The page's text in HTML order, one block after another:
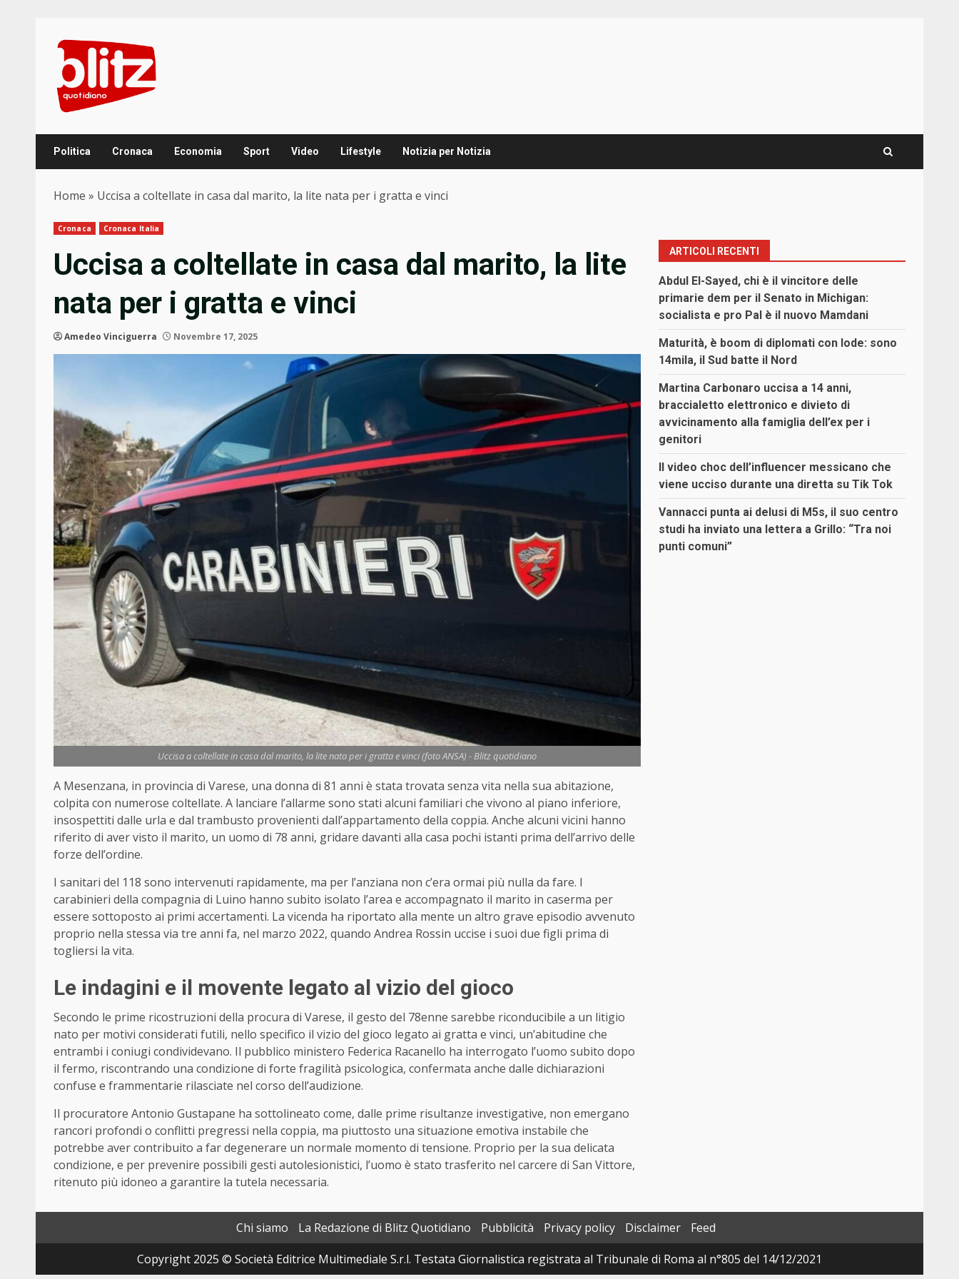
content
Politica Cronaca Economia Sport Video Lifestyle Notizia per Notizia
Home » Uccisa a coltellate in casa dal marito, la lite nata per i gratta e vinci
Cronaca Cronaca Italia
Uccisa a coltellate in casa dal marito, la lite
nata per i gratta e vinci
Amedeo Vinciguerra Novembre 17, 2025
Uccisa a coltellate in casa dal marito, la lite nata per i gratta e vinci (foto ANSA) - Blitz quotidiano
A Mesenzana, in provincia di Varese, una donna di 81 anni è stata trovata senza vita nella sua abitazione,
colpita con numerose coltellate. A lanciare l’allarme sono stati alcuni familiari che vivono al piano inferiore,
insospettiti dalle urla e dal trambusto provenienti dall’appartamento della coppia. Anche alcuni vicini hanno
riferito di aver visto il marito, un uomo di 78 anni, gridare davanti alla casa pochi istanti prima dell’arrivo delle
forze dell’ordine.
I sanitari del 118 sono intervenuti rapidamente, ma per l’anziana non c’era ormai più nulla da fare. I
carabinieri della compagnia di Luino hanno subito isolato l’area e accompagnato il marito in caserma per
essere sottoposto ai primi accertamenti. La vicenda ha riportato alla mente un altro grave episodio avvenuto
proprio nella stessa via tre anni fa, nel marzo 2022, quando Andrea Rossin uccise i suoi due figli prima di
togliersi la vita.
Le indagini e il movente legato al vizio del gioco
Secondo le prime ricostruzioni della procura di Varese, il gesto del 78enne sarebbe riconducibile a un litigio
nato per motivi considerati futili, nello specifico il vizio del gioco legato ai gratta e vinci, un’abitudine che
entrambi i coniugi condividevano. Il pubblico ministero Federica Racanello ha interrogato l’uomo subito dopo
il fermo, riscontrando una condizione di forte fragilità psicologica, confermata anche dalle dichiarazioni
confuse e frammentarie rilasciate nel corso dell’audizione.
Il procuratore Antonio Gustapane ha sottolineato come, dalle prime risultanze investigative, non emergano
rancori profondi o conflitti pregressi nella coppia, ma piuttosto una situazione emotiva instabile che
potrebbe aver contribuito a far degenerare un normale momento di tensione. Proprio per la sua delicata
condizione, e per prevenire possibili gesti autolesionistici, l’uomo è stato trasferito nel carcere di San Vittore,
ritenuto più idoneo a garantire la tutela necessaria.
ARTICOLI RECENTI
Abdul El-Sayed, chi è il vincitore delle
primarie dem per il Senato in Michigan:
socialista e pro Pal è il nuovo Mamdani
Maturità, è boom di diplomati con lode: sono
14mila, il Sud batte il Nord
Martina Carbonaro uccisa a 14 anni,
braccialetto elettronico e divieto di
avvicinamento alla famiglia dell’ex per i
genitori
Il video choc dell’influencer messicano che
viene ucciso durante una diretta su Tik Tok
Vannacci punta ai delusi di M5s, il suo centro
studi ha inviato una lettera a Grillo: “Tra noi
punti comuni”
Chi siamo La Redazione di Blitz Quotidiano Pubblicità Privacy policy Disclaimer
Feed
Copyright 2025 © Società Editrice Multimediale S.r.l. Testata Giornalistica registrata al Tribunale di Roma al n°805 del 14/12/2021